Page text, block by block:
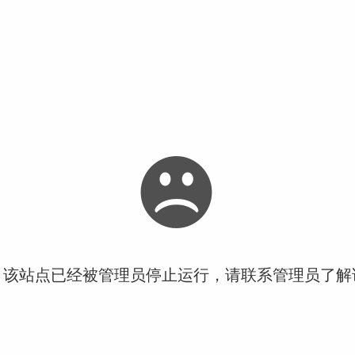
站点已经被管理员停止运行，请联系管理员了